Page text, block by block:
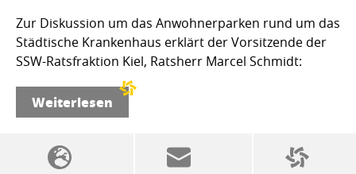
Zur Diskussion um das Anwohnerparken rund um das
Städtische Krankenhaus erklärt der Vorsitzende der
SSW-Ratsfraktion Kiel, Ratsherr Marcel Schmidt:
Weiterlesen
SSW politics from A to Z